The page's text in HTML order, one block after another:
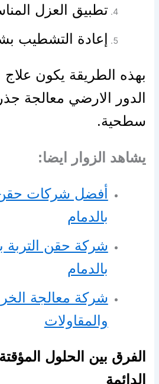
تطبيق العزل
إعادة التشطيب
بهذه الطريقة يكون
الدور الارضي معالجة
سطحية.
يشاهد الزوار ايضا:
أفضل شركات حقن
بالدمام
شركة حقن التربة
بالدمام
شركة معالجة
والمقاولات
الفرق بين الحلول
الدائمة